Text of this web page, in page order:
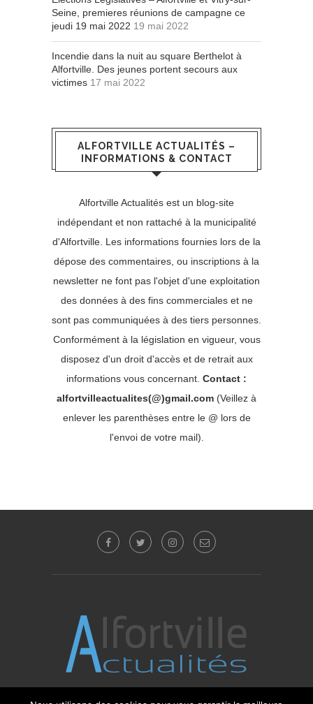
Seine, premieres réunions de campagne ce
jeudi 19 mai 2022 19 mai 2022
Incendie dans la nuit au square Berthelot à
Alfortville. Des jeunes portent secours aux
victimes 17 mai 2022
ALFORTVILLE ACTUALITÉS –
INFORMATIONS & CONTACT
Alfortville Actualités est un blog-site
indépendant et non rattaché à la municipalité
d'Alfortville. Les informations fournies lors de la
dépose des commentaires, ou inscriptions à la
newsletter ne font pas l'objet d'une exploitation
des données à des fins commerciales et ne
sont pas communiquées à des tiers personnes.
Conformément à la législation en vigueur, vous
disposez d'un droit d'accès et de retrait aux
informations vous concernant. Contact :
alfortvilleactualites(@)gmail.com (Veillez à
enlever les parenthèses entre le @ lors de
l'envoi de votre mail).